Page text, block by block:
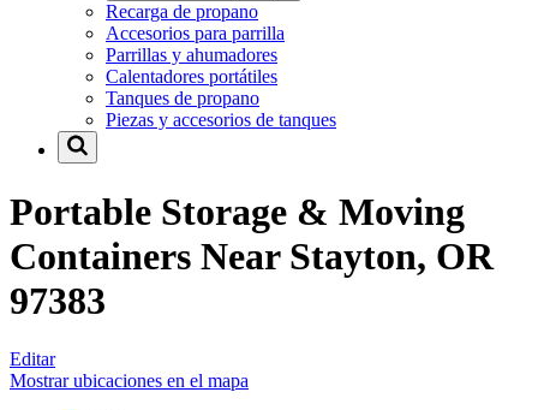
Recarga de propano
Accesorios para parrilla
Parrillas y ahumadores
Calentadores portátiles
Tanques de propano
Piezas y accesorios de tanques
Portable Storage & Moving
Containers Near Stayton, OR
97383
Editar
Mostrar ubicaciones en el mapa